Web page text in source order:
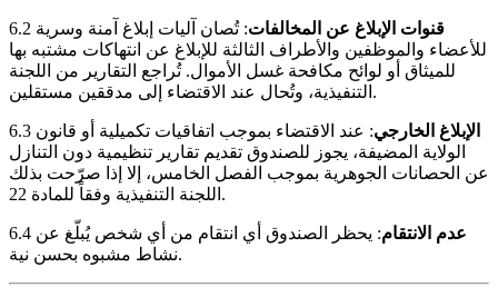
6.2 قنوات الإبلاغ عن المخالفات: تُصان آليات إبلاغ آمنة وسرية
للأعضاء والموظفين والأطراف الثالثة للإبلاغ عن انتهاكات مشتبه بها
للميثاق أو لوائح مكافحة غسل الأموال. تُراجع التقارير من اللجنة
التنفيذية، وتُحال عند الاقتضاء إلى مدققين مستقلين.
6.3 الإبلاغ الخارجي: عند الاقتضاء بموجب اتفاقيات تكميلية أو قانون
الولاية المضيفة، يجوز للصندوق تقديم تقارير تنظيمية دون التنازل
عن الحصانات الجوهرية بموجب الفصل الخامس، إلا إذا صرّحت بذلك
اللجنة التنفيذية وفقاً للمادة 22.
6.4 عدم الانتقام: يحظر الصندوق أي انتقام من أي شخص يُبلّغ عن
نشاط مشبوه بحسن نية.